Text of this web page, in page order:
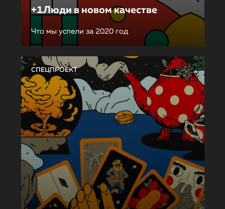
+1Люди в новом качестве
Что мы успели за 2020 год
СПЕЦПРОЕКТ